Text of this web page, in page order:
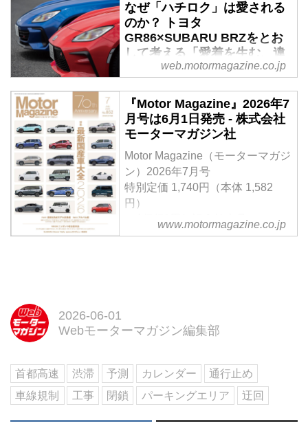
前回の1.8Lターボを搭載した「フ
ォレスター スポーツEX」に続
き、第2回はストロングハイブリ
ッドの「フォレスター Xブレイク
S：HEV EX」にオプションを装
チャースタイルパッケージを備え
た車中泊仕様で、実際に使い倒
し、車中泊も行ってみた。便利な
装備を活かしたときに見えてくる
使い勝手やその快適性を検証しな
がら、フォレスターというSUVの
本質に迫る。（Motor Magazine
Web用に再編集）
なぜ「ハチロク」は愛される
のか？ トヨタ
GR86×SUBARU BRZをとお
して考える「愛着を生む、違
いと奥深さ」【比較試乗】 -
兄弟車のどちらかを選ぶとき、デ
ザインの違いだけならカタログを
見れば十分だけだろう。でもそれ
だけではつまらない。初代の86／
BRZもそうだったが、走行面にお
けるキャラクターの違いがよくわ
かるからこそ選ぶ楽しさがあり、
湧くのかもしれない。
web.motormagazine.co.jp
『Motor Magazine』2026年7
月号は6月1日発売 - 株式会社
モーターマガジン社
Motor Magazine（モーターマガジ
ン）2026年7月号
特別定価 1,740円（本体 1,582
円）
＜創刊70周年記念特大号＞
【特集】「最新国産車大全
試し読み
2026」では、世界が揺らぐ時代
でも進化する日本車の現在地を総
覧。日産エルグランド・プロトタ
www.motormagazine.co.jp
2026-06-01
Webモーターマガジン編集部
首都高速 渋滞 予測 カレンダー
通行止め
車線規制
工事 閉鎖 パーキングエリア 迂回